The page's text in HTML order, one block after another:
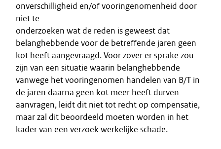
onverschilligheid en/of vooringenomenheid door
niet te
onderzoeken wat de reden is geweest dat
belanghebbende voor de betreffende jaren geen
kot heeft aangevraagd. Voor zover er sprake zou
zijn van een situatie waarin belanghebbende
vanwege het vooringenomen handelen van B/T in
de jaren daarna geen kot meer heeft durven
aanvragen, leidt dit niet tot recht op compensatie,
maar zal dit beoordeeld moeten worden in het
kader van een verzoek werkelijke schade.